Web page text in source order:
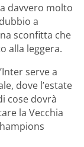
davvero molto
a
sconfitta che
alla leggera.
serve a
dove l’estate
cose dovrà
la Vecchia